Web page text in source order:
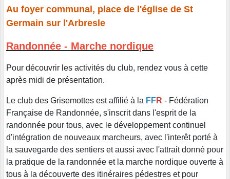
Au foyer communal, place de l'église de St
Germain sur l'Arbresle
Randonnée - Marche nordique
Pour découvrir les activités du club, rendez vous à cette
après midi de présentation.
Le club des Grisemottes est affilié à la FFR - Fédération
Française de Randonnée, s'inscrit dans l'esprit de la
randonnée pour tous, avec le développement continuel
d'intégration de nouveaux marcheurs, avec l'interêt porté à
la sauvegarde des sentiers et aussi avec l'attrait donné pour
la pratique de la randonnée et la marche nordique ouverte à
tous à la découverte des itinéraires pédestres et pour